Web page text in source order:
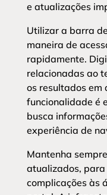
e atualizações
Utilizar a barra
maneira de
rapidamente.
relacionadas ao
os resultados em
funcionalidade é
busca
experiência de
Mantenha
atualizados,
complicações às